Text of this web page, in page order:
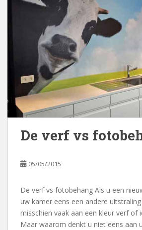
De verf vs
05/05/2015
De verf vs fotobehang Als u een
uw kamer eens een andere
misschien vaak aan een kleur verf of
Maar waarom denkt u niet eens aan